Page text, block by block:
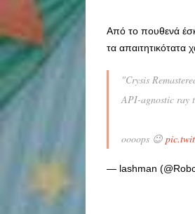
Από το πουθενά
τα απαιτητικότατα
"Crysis
API-agnostic ray
oooops 😉
— lashman